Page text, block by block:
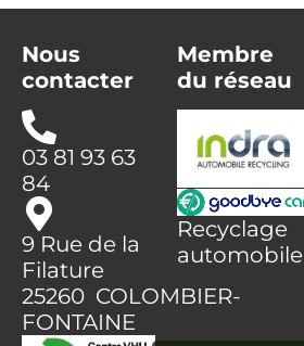
Nous
contacter
03 81 93 63
84
9 Rue de la
Filature
25260 COLOMBIER-
FONTAINE
Membre
du réseau
Recyclage
automobile